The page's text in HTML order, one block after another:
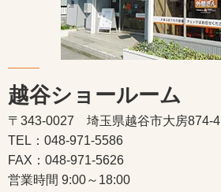
越谷ショールーム
〒343-0027 埼玉県越谷市大房874-4
TEL：048-971-5586
FAX：048-971-5626
営業時間 9:00～18:00